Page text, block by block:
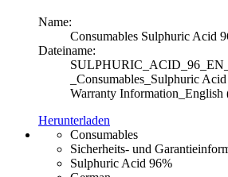
Name:
Consumables Sulphuric Acid
Dateiname:
_Consumables_Sulphuric
Warranty Information_English
Herunterladen
Consumables
Sicherheits- und
Sulphuric Acid 96%